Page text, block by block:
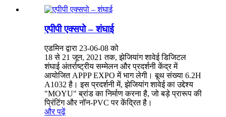
एपीपी एक्सपो – शंघाई
एडमिन द्वारा 23-06-08 को
18 से 21 जून, 2021 तक, झेजियांग शावेई डिजिटल
शंघाई अंतर्राष्ट्रीय सम्मेलन और प्रदर्शनी केंद्र में
आयोजित APPP EXPO में भाग लेगी। बूथ संख्या 6.2H
A1032 है। इस प्रदर्शनी में, झेजियांग शावेई का उद्देश्य
"MOYU" ब्रांड का निर्माण करना है, जो बड़े प्रारूप की
प्रिंटिंग और नॉन-PVC पर केंद्रित है।
और पढ़ें